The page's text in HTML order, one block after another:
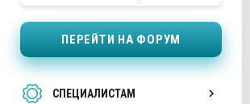
ПЕРЕЙТИ НА ФОРУМ
СПЕЦИАЛИСТАМ